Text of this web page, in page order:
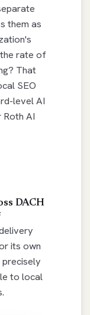
them as
rate of
That
SEO
level AI
AI
DACH
its own
precisely
to local